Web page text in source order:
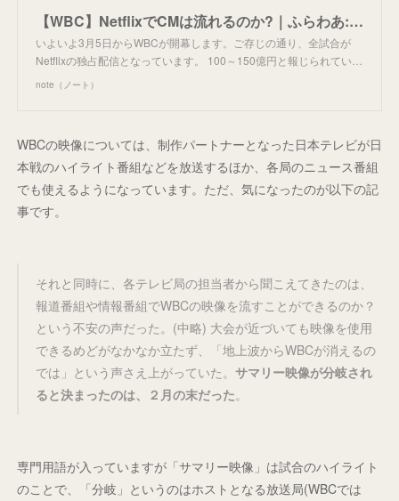
【WBC】NetflixでCMは流れるのか?｜ふらわあ: スポーツ放映権の世界
いよいよ3月5日からWBCが開幕します。ご存じの通り、全試合が
Netflixの独占配信となっています。 100～150億円と報じられてい…
note（ノート）
WBCの映像については、制作パートナーとなった日本テレビが日
本戦のハイライト番組などを放送するほか、各局のニュース番組
でも使えるようになっています。ただ、気になったのが以下の記
事です。
それと同時に、各テレビ局の担当者から聞こえてきたのは、
報道番組や情報番組でWBCの映像を流すことができるのか？
という不安の声だった。(中略) 大会が近づいても映像を使用
できるめどがなかなか立たず、「地上波からWBCが消えるの
では」という声さえ上がっていた。 サマリー映像が分岐され
ると決まったのは、２月の末だった。
専門用語が入っていますが「サマリー映像」は試合のハイライト
のことで、「分岐」というのはホストとなる放送局(WBCでは